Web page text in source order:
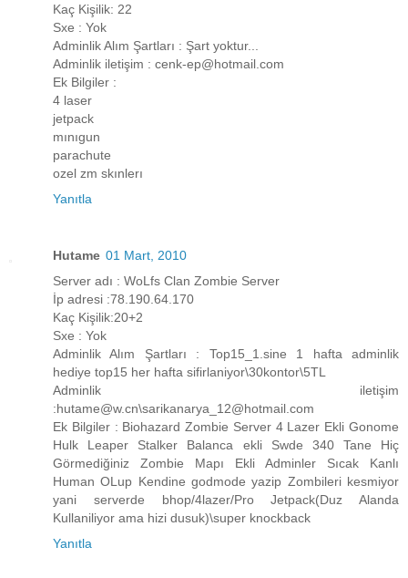
Kaç Kişilik: 22
Sxe : Yok
Adminlik Alım Şartları : Şart yoktur...
Adminlik iletişim : cenk-ep@hotmail.com
Ek Bilgiler :
4 laser
jetpack
mınıgun
parachute
ozel zm skınlerı
Yanıtla
Hutame 01 Mart, 2010
Server adı : WoLfs Clan Zombie Server
İp adresi :78.190.64.170
Kaç Kişilik:20+2
Sxe : Yok
Adminlik Alım Şartları : Top15_1.sine 1 hafta adminlik
hediye top15 her hafta sifirlaniyor\30kontor\5TL
Adminlik iletişim
:hutame@w.cn\sarikanarya_12@hotmail.com
Ek Bilgiler : Biohazard Zombie Server 4 Lazer Ekli Gonome
Hulk Leaper Stalker Balanca ekli Swde 340 Tane Hiç
Görmediğiniz Zombie Mapı Ekli Adminler Sıcak Kanlı
Human OLup Kendine godmode yazip Zombileri kesmiyor
yani serverde bhop/4lazer/Pro Jetpack(Duz Alanda
Kullaniliyor ama hizi dusuk)\super knockback
Yanıtla